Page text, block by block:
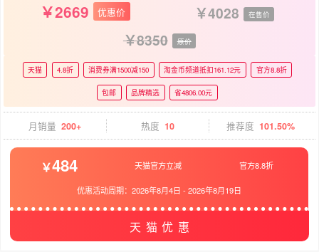
2669 优惠价 4028 在售价
8350 原价
天猫 4.8折 消费券满1500减150 淘金币频道抵扣161.12元 官方8.8折
包邮 品牌精选 省4806.00元
月销量 200+ 热度 10 推荐度 101.50%
484 天猫官方立减 官方8.8折
优惠活动周期：2026年8月4日 -2026年8月19日
天猫优惠